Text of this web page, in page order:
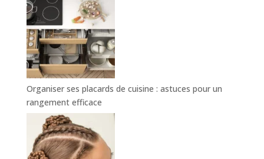
Organiser ses placards de cuisine : astuces pour un
rangement efficace